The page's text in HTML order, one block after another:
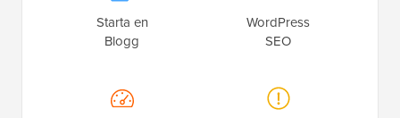
Starta en
Blogg
WordPress
SEO